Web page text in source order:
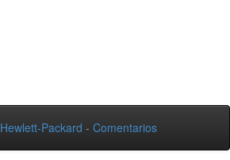
Hewlett-Packard - Comentarios